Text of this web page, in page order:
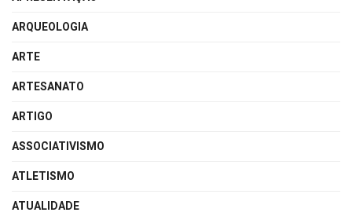
ARQUEOLOGIA
ARTE
ARTESANATO
ARTIGO
ASSOCIATIVISMO
ATLETISMO
ATUALIDADE